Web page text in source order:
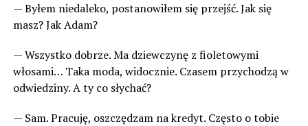
— Byłem niedaleko, postanowiłem się przejść. Jak się
masz? Jak Adam?
— Wszystko dobrze. Ma dziewczynę z fioletowymi
włosami… Taka moda, widocznie. Czasem przychodzą w
odwiedziny. A ty co słychać?
— Sam. Pracuję, oszczędzam na kredyt. Często o tobie